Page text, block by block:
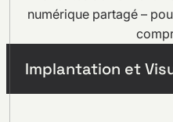
numérique partagé –
Implantation et